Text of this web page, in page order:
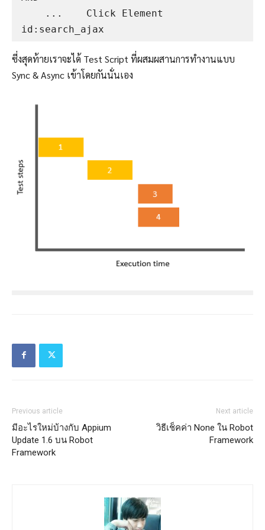
ซี่งสุดท้ายเราจะได้ Test Script ที่ผสมผสานการทำงานแบบ
Sync & Async เข้าโดยกันนั่นเอง
Previous article
มีอะไรใหม่บ้างกับ Appium
Update 1.6 บน Robot
Framework
Next article
วิธีเช็คค่า None ใน Robot
Framework